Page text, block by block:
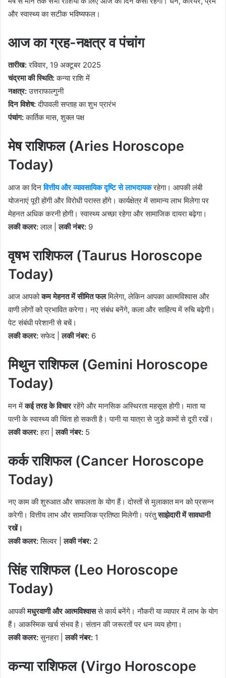
और स्वास्थ्य का सटीक भविष्यफल।
आज का ग्रह-नक्षत्र व पंचांग
तारीख:रविवार, 19 अक्टूबर 2025
चंद्रमा की स्थिति:कन्या राशि में
नक्षत्र:उत्तराफाल्गुनी
दिन विशेष:दीपावली सप्ताह का शुभ प्रारंभ
पंचांग:कार्तिक मास, शुक्ल पक्ष
मेष राशिफल (Aries Horoscope
Today)
आज का दिन वित्तीय और व्यावसायिक दृष्टि से लाभदायकरहेगा। आपकी लंबी
योजनाएं पूरी होंगी और विरोधी परास्त होंगे। कार्यक्षेत्र में सामान्य लाभ मिलेगा पर
मेहनत अधिक करनी होगी। स्वास्थ्य अच्छा रहेगा और सामाजिक दायरा बढ़ेगा।
लकी कलर:लाल |लकी नंबर: 9
वृषभ राशिफल (Taurus Horoscope
Today)
आज आपकोकम मेहनत में सीमित फलमिलेगा, लेकिन आपका आत्मविश्वास और
वाणी लोगों को प्रभावित करेगा। नए संबंध बनेंगे, कला और साहित्य में रुचि बढ़ेगी।
पेट संबंधी परेशानी से बचें।
लकी कलर:सफेद |लकी नंबर: 6
मिथुन राशिफल (Gemini Horoscope
Today)
मन मेंकई तरह के विचाररहेंगे और मानसिक अस्थिरता महसूस होगी। माता या
पत्नी के स्वास्थ्य की चिंता हो सकती है। पानी या यात्रा से जुड़े कामों से दूरी रखें।
लकी कलर:हरा |लकी नंबर: 5
कर्क राशिफल (Cancer Horoscope
Today)
नए काम की शुरुआत और सफलता के योग हैं। दोस्तों से मुलाकात मन को प्रसन्न
करेगी। वित्तीय लाभ और सामाजिक प्रतिष्ठा मिलेगी। परंतुसाझेदारी में सावधानी
रखें।
लकी कलर:सिल्वर |लकी नंबर: 2
सिंह राशिफल (Leo Horoscope
Today)
आपकीमधुरवाणी और आत्मविश्वाससे कार्य बनेंगे। नौकरी या व्यापार में लाभ के योग
हैं। आकस्मिक खर्च संभव है। संतान की जरूरतों पर धन व्यय होगा।
लकी कलर:सुनहरा |लकी नंबर: 1
कन्या राशिफल (Virgo Horoscope